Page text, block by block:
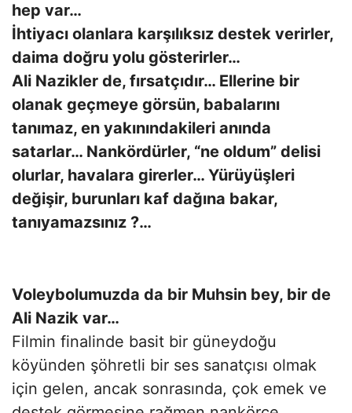
hep var…
İhtiyacı olanlara karşılıksız destek verirler,
daima doğru yolu gösterirler…
Ali Nazikler de, fırsatçıdır… Ellerine bir
olanak geçmeye görsün, babalarını
tanımaz, en yakınındakileri anında
satarlar… Nankördürler, “ne oldum” delisi
olurlar, havalara girerler… Yürüyüşleri
değişir, burunları kaf dağına bakar,
tanıyamazsınız ?…
Voleybolumuzda da bir Muhsin bey, bir de
Ali Nazik var…
Filmin finalinde basit bir güneydoğu
köyünden şöhretli bir ses sanatçısı olmak
için gelen, ancak sonrasında, çok emek ve